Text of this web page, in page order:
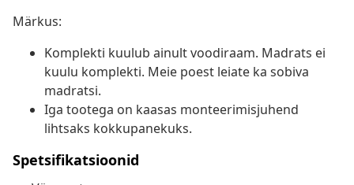
Märkus:
Komplekti kuulub ainult voodiraam. Madrats ei
kuulu komplekti. Meie poest leiate ka sobiva
madratsi.
Iga tootega on kaasas monteerimisjuhend
lihtsaks kokkupanekuks.
Spetsifikatsioonid